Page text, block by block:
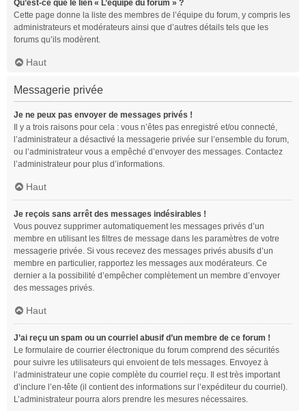
Qu’est-ce que le lien « L’équipe du forum » ?
Cette page donne la liste des membres de l’équipe du forum, y compris les
administrateurs et modérateurs ainsi que d’autres détails tels que les
forums qu’ils modèrent.
Haut
Messagerie privée
Je ne peux pas envoyer de messages privés !
Il y a trois raisons pour cela : vous n’êtes pas enregistré et/ou connecté,
l’administrateur a désactivé la messagerie privée sur l’ensemble du forum,
ou l’administrateur vous a empêché d’envoyer des messages. Contactez
l’administrateur pour plus d’informations.
Haut
Je reçois sans arrêt des messages indésirables !
Vous pouvez supprimer automatiquement les messages privés d’un
membre en utilisant les filtres de message dans les paramètres de votre
messagerie privée. Si vous recevez des messages privés abusifs d’un
membre en particulier, rapportez les messages aux modérateurs. Ce
dernier a la possibilité d’empêcher complètement un membre d’envoyer
des messages privés.
Haut
J’ai reçu un spam ou un courriel abusif d’un membre de ce forum !
Le formulaire de courrier électronique du forum comprend des sécurités
pour suivre les utilisateurs qui envoient de tels messages. Envoyez à
l’administrateur une copie complète du courriel reçu. Il est très important
d’inclure l’en-tête (il contient des informations sur l’expéditeur du courriel).
L’administrateur pourra alors prendre les mesures nécessaires.